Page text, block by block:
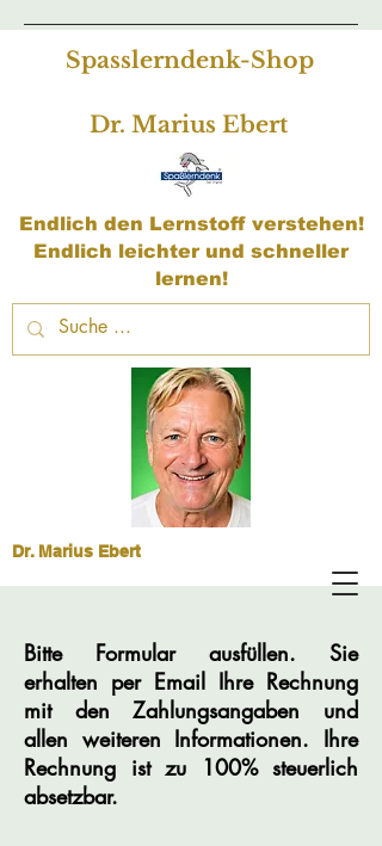
Spasslerndenk-Shop
Dr. Marius Ebert
Endlich den Lernstoff verstehen!
Endlich leichter und schneller
lernen!
Dr. Marius Ebert
Bitte Formular ausfüllen. Sie
erhalten per Email Ihre Rechnung
mit den Zahlungsangaben und
allen weiteren Informationen. Ihre
Rechnung ist zu 100% steuerlich
absetzbar.